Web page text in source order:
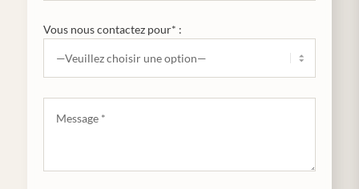
Vous nous contactez pour* :